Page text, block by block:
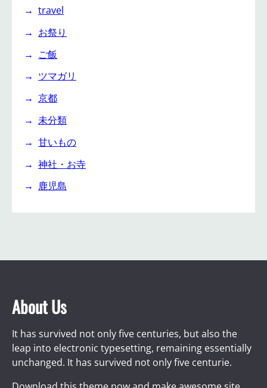
travel
お祭り
ご飯
ツマガリ
京都
未分類
甘いもの
神社・お寺
鹿児島
About Us
It has survived not only five centuries, but also the
leap into electronic typesetting, remaining essentially
unchanged. It has survived not only five centurie.